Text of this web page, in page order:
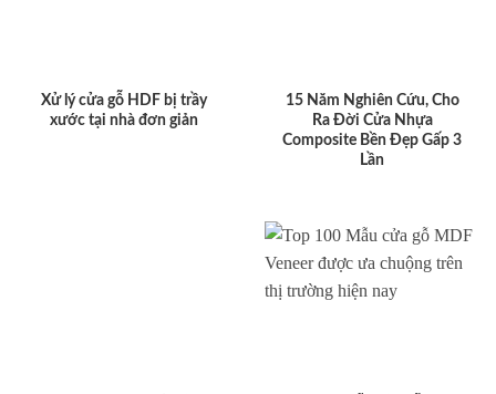
Xử lý cửa gỗ HDF bị trầy
xước tại nhà đơn giản
15 Năm Nghiên Cứu, Cho
Ra Đời Cửa Nhựa
Composite Bền Đẹp Gấp 3
Lần